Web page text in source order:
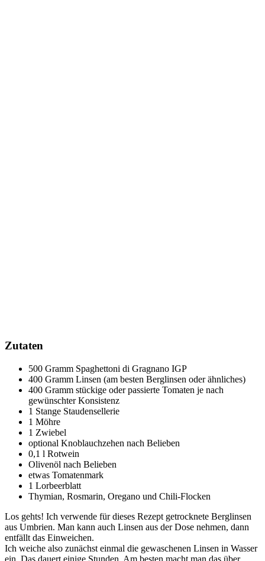
Zutaten
500 Gramm Spaghettoni di Gragnano IGP
400 Gramm Linsen (am besten Berglinsen oder ähnliches)
400 Gramm stückige oder passierte Tomaten je nach
gewünschter Konsistenz
1 Stange Staudensellerie
1 Möhre
1 Zwiebel
optional Knoblauchzehen nach Belieben
0,1 l Rotwein
Olivenöl nach Belieben
etwas Tomatenmark
1 Lorbeerblatt
Thymian, Rosmarin, Oregano und Chili-Flocken
Los gehts! Ich verwende für dieses Rezept getrocknete Berglinsen
aus Umbrien. Man kann auch Linsen aus der Dose nehmen, dann
entfällt das Einweichen.
Ich weiche also zunächst einmal die gewaschenen Linsen in Wasser